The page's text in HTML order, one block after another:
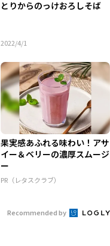
とりからのっけおろしそば
2022/4/1
果実感あふれる味わい！アサ
イー＆ベリーの濃厚スムージ
ー
PR（レタスクラブ）
Recommended by